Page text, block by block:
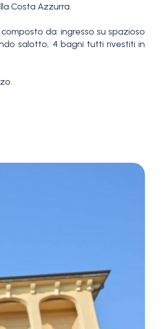
Costa Azzurra.
da: ingresso su spazioso
salotto, 4 bagni tutti rivestiti in